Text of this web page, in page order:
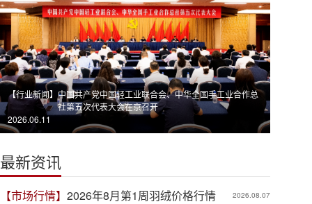
【行业新闻】 中国共产党中国轻工业联合会、中华全国手工业合作总
社第五次代表大会在京召开
2026.06.11
最新资讯
【市场行情】 2026年8月第1周羽绒价格行情 2026.08.07